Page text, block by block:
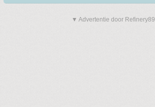
▼ Advertentie door Refinery89